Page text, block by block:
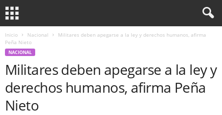
Inicio Nacional
Militares deben apegarse a la ley y derechos humanos, afirma
Peña Nieto
NACIONAL
Militares deben apegarse a la ley y
derechos humanos, afirma Peña
Nieto